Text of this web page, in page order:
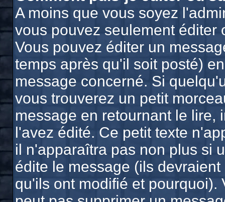
A moins que vous soyez
vous pouvez seulement éditer
Vous pouvez éditer un
temps après qu'il soit posté)
message concerné. Si
vous trouverez un petit
message en retournant le lire,
l'avez édité. Ce petit texte
il n'apparaîtra pas non plus si
édite le message (ils
qu'ils ont modifié et